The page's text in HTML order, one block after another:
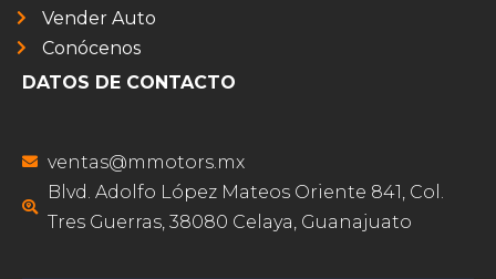
Vender Auto
Conócenos
DATOS DE CONTACTO
ventas@mmotors.mx
Blvd. Adolfo López Mateos Oriente 841, Col.
Tres Guerras, 38080 Celaya, Guanajuato